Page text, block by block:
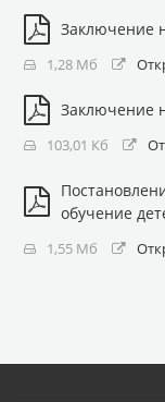
Заключение
1,28 Мб
Заключение
103,01 Кб
обучение
1,55 Мб